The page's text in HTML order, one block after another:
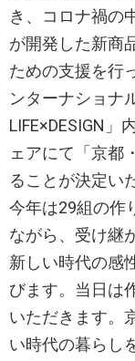
き、コロナ禍の
が開発した新商
ための支援を行
ンターナショナ
LIFE×DESIGN」
ェアにて「京都
ることが決定い
今年は29組の作
ながら、受け継
新しい時代の感
びます。当日は
いただきます。
い時代の暮らし